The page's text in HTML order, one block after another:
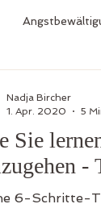
Familie
Sie
-
6-Schritte-
Nadja Bircher
1. Apr. 2020
5